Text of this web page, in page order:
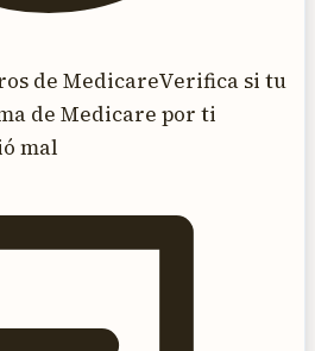
de MedicareVerifica si tu
de Medicare por ti
mal